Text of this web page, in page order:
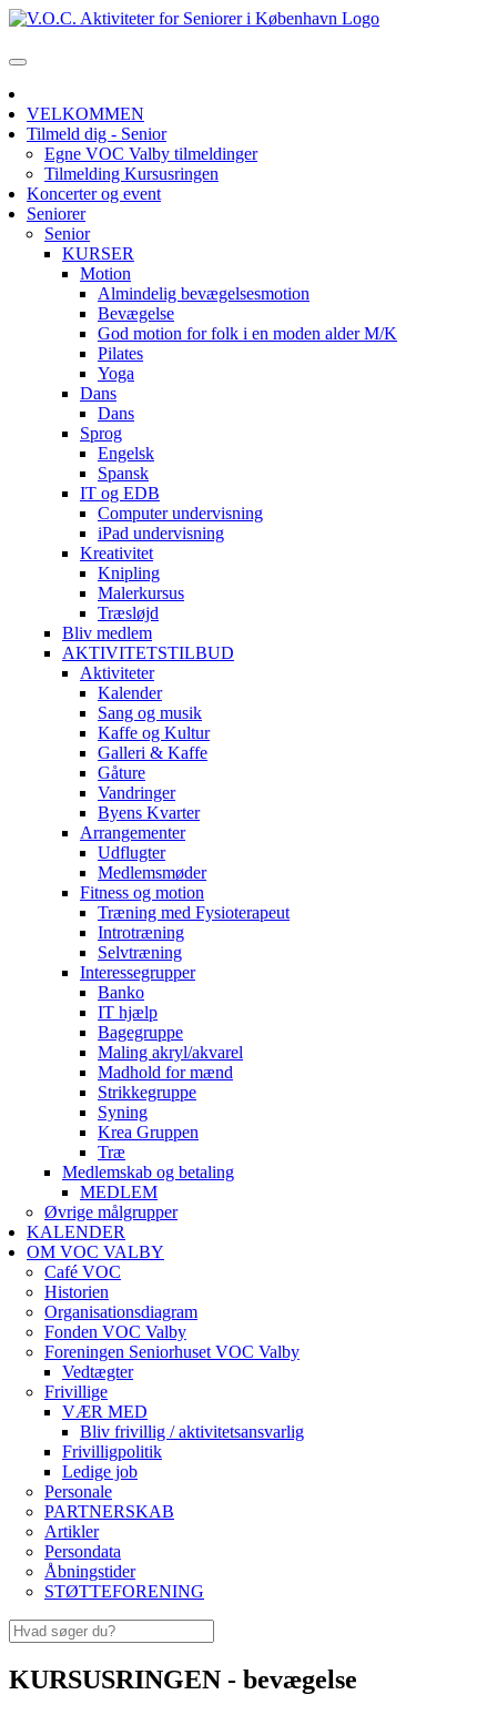
VELKOMMEN
Tilmeld dig - Senior
Egne VOC Valby tilmeldinger
Tilmelding Kursusringen
Koncerter og event
Seniorer
Senior
KURSER
Motion
Almindelig bevægelsesmotion
Bevægelse
God motion for folk i en moden alder M/K
Pilates
Yoga
Dans
Dans
Sprog
Engelsk
Spansk
IT og EDB
Computer undervisning
iPad undervisning
Kreativitet
Knipling
Malerkursus
Træsløjd
Bliv medlem
AKTIVITETSTILBUD
Aktiviteter
Kalender
Sang og musik
Kaffe og Kultur
Galleri & Kaffe
Gåture
Vandringer
Byens Kvarter
Arrangementer
Udflugter
Medlemsmøder
Fitness og motion
Træning med Fysioterapeut
Introtræning
Selvtræning
Interessegrupper
Banko
IT hjælp
Bagegruppe
Maling akryl/akvarel
Madhold for mænd
Strikkegruppe
Syning
Krea Gruppen
Træ
Medlemskab og betaling
MEDLEM
Øvrige målgrupper
KALENDER
OM VOC VALBY
Café VOC
Historien
Organisationsdiagram
Fonden VOC Valby
Foreningen Seniorhuset VOC Valby
Vedtægter
Frivillige
VÆR MED
Bliv frivillig / aktivitetsansvarlig
Frivilligpolitik
Ledige job
Personale
PARTNERSKAB
Artikler
Persondata
Åbningstider
STØTTEFORENING
KURSUSRINGEN - bevægelse